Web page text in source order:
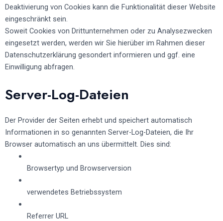
Deaktivierung von Cookies kann die Funktionalität dieser Website
eingeschränkt sein.
Soweit Cookies von Drittunternehmen oder zu Analysezwecken
eingesetzt werden, werden wir Sie hierüber im Rahmen dieser
Datenschutzerklärung gesondert informieren und ggf. eine
Einwilligung abfragen.
Server-Log-Dateien
Der Provider der Seiten erhebt und speichert automatisch
Informationen in so genannten Server-Log-Dateien, die Ihr
Browser automatisch an uns übermittelt. Dies sind:
Browsertyp und Browserversion
verwendetes Betriebssystem
Referrer URL